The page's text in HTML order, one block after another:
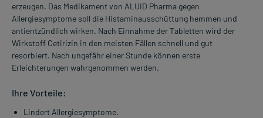
erzeugen. Das Medikament von ALUID Pharma gegen
Allergiesymptome soll die Histaminausschüttung hemmen und
antientzündlich wirken. Nach Einnahme der Tabletten wird der
Wirkstoff Cetirizin in den meisten Fällen schnell und gut
resorbiert. Nach ungefähr einer Stunde können erste
Erleichterungen wahrgenommen werden.
Ihre Vorteile:
Lindert Allergiesymptome.